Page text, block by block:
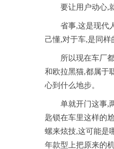
要让用户动心,
省事,这是现代
己懂,对于车,是同样
所以现在车厂
和欧拉黑猫,都属于
心到什么地步。
单就开门这事,
匙锁在车里这样的
螺来炫技,这可能是
年款型上把原来的